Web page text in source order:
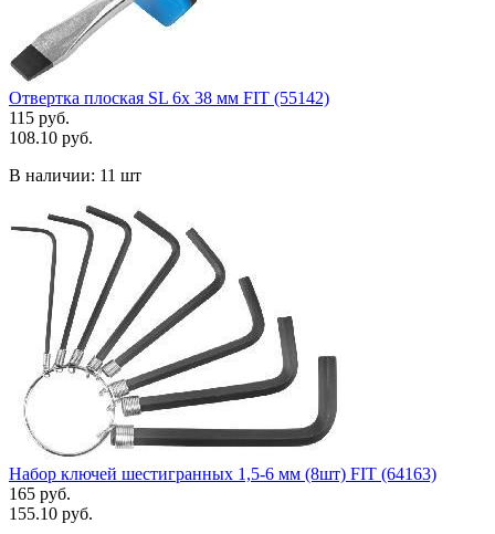
Отвертка плоская SL 6х 38 мм FIT (55142)
115 руб.
108.10 руб.
В наличии: 11 шт
Набор ключей шестигранных 1,5-6 мм (8шт) FIT (64163)
165 руб.
155.10 руб.